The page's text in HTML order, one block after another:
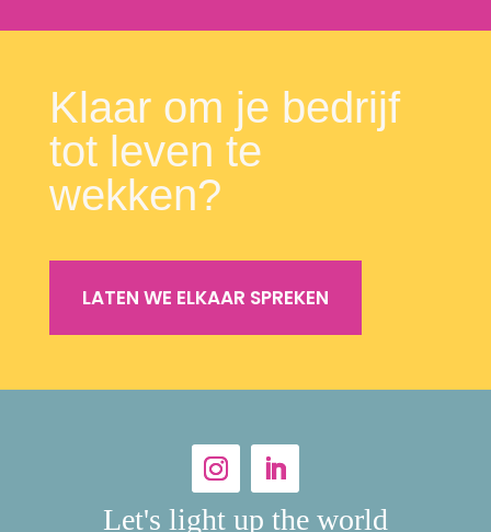
Klaar om je bedrijf
tot leven te
wekken?
LATEN WE ELKAAR SPREKEN
Let's light up the world